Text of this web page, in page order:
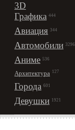
3D
Графика 444
Авиация 344
Автомобили 3296
Аниме 536
Архитектура 127
Города 601
Девушки 1921